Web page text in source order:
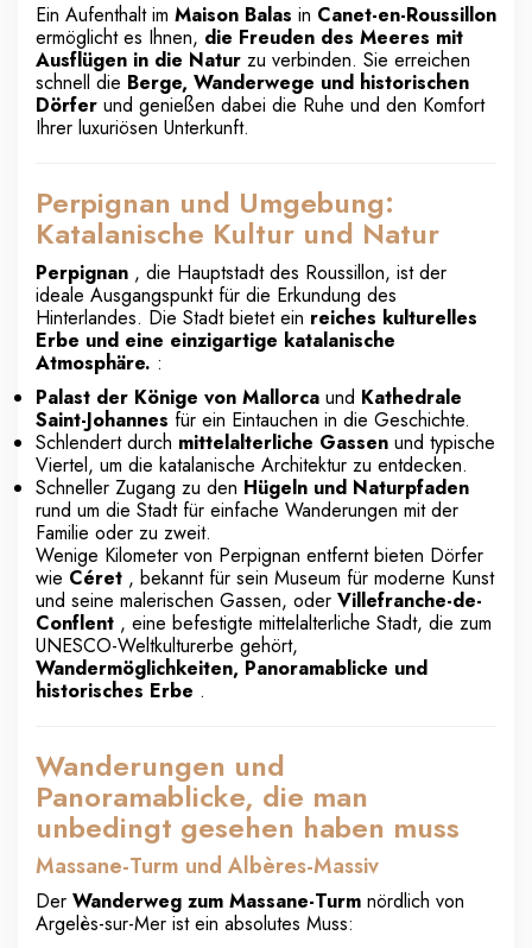
Ein Aufenthalt im Maison Balas in Canet-en-Roussillon
ermöglicht es Ihnen, die Freuden des Meeres mit
Ausflügen in die Natur zu verbinden. Sie erreichen
schnell die Berge, Wanderwege und historischen
Dörfer und genießen dabei die Ruhe und den Komfort
Ihrer luxuriösen Unterkunft.
Perpignan und Umgebung:
Katalanische Kultur und Natur
Perpignan , die Hauptstadt des Roussillon, ist der
ideale Ausgangspunkt für die Erkundung des
Hinterlandes. Die Stadt bietet ein reiches kulturelles
Erbe und eine einzigartige katalanische
Atmosphäre. :
Palast der Könige von Mallorca und Kathedrale
Saint-Johannes für ein Eintauchen in die Geschichte.
Schlendert durch mittelalterliche Gassen und typische
Viertel, um die katalanische Architektur zu entdecken.
Schneller Zugang zu den Hügeln und Naturpfaden
rund um die Stadt für einfache Wanderungen mit der
Familie oder zu zweit.
Wenige Kilometer von Perpignan entfernt bieten Dörfer
wie Céret , bekannt für sein Museum für moderne Kunst
und seine malerischen Gassen, oder Villefranche-de-
Conflent , eine befestigte mittelalterliche Stadt, die zum
UNESCO-Weltkulturerbe gehört,
Wandermöglichkeiten, Panoramablicke und
historisches Erbe .
Wanderungen und
Panoramablicke, die man
unbedingt gesehen haben muss
Massane-Turm und Albères-Massiv
Der Wanderweg zum Massane-Turm nördlich von
Argelès-sur-Mer ist ein absolutes Muss: